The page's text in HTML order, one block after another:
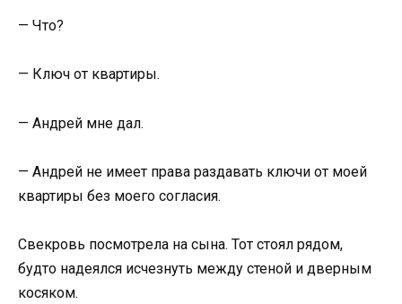
— Что?
— Ключ от квартиры.
— Андрей мне дал.
— Андрей не имеет права раздавать ключи от моей
квартиры без моего согласия.
Свекровь посмотрела на сына. Тот стоял рядом,
будто надеялся исчезнуть между стеной и дверным
косяком.